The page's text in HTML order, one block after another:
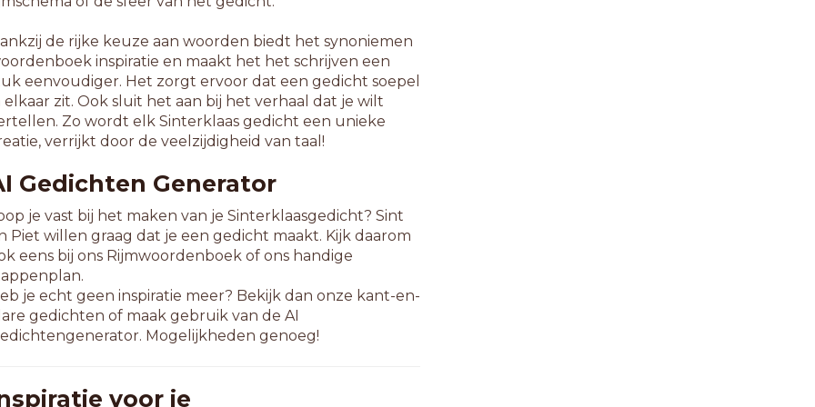
de rijke keuze aan woorden biedt het synoniemen
inspiratie en maakt het het schrijven een
eenvoudiger. Het zorgt ervoor dat een gedicht soepel
elkaar zit. Ook sluit het aan bij het verhaal dat je wilt
Zo wordt elk Sinterklaas gedicht een unieke
verrijkt door de veelzijdigheid van taal!
Gedichten Generator
je vast bij het maken van je Sinterklaasgedicht? Sint
Piet willen graag dat je een gedicht maakt. Kijk daarom
eens bij ons Rijmwoordenboek of ons handige
je echt geen inspiratie meer? Bekijk dan onze kant-en-
gedichten of maak gebruik van de AI
Mogelijkheden genoeg!
voor je